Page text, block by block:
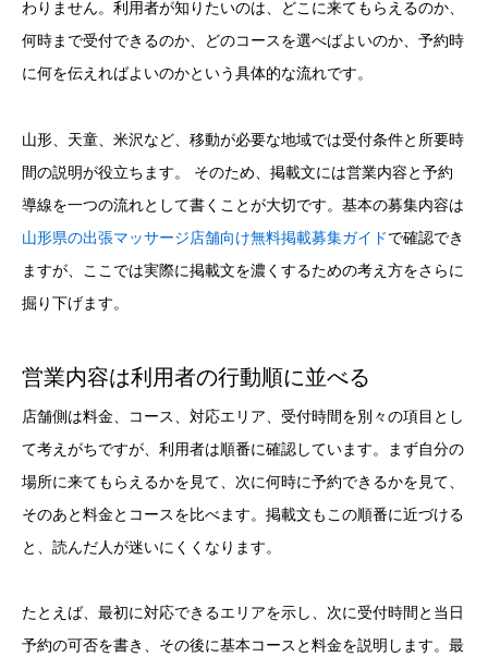
わりません。利用者が知りたいのは、どこに来てもらえるのか、
何時まで受付できるのか、どのコースを選べばよいのか、予約時
に何を伝えればよいのかという具体的な流れです。
山形、天童、米沢など、移動が必要な地域では受付条件と所要時
間の説明が役立ちます。 そのため、掲載文には営業内容と予約
導線を一つの流れとして書くことが大切です。基本の募集内容は
山形県の出張マッサージ店舗向け無料掲載募集ガイド で確認でき
ますが、ここでは実際に掲載文を濃くするための考え方をさらに
掘り下げます。
営業内容は利用者の行動順に並べる
店舗側は料金、コース、対応エリア、受付時間を別々の項目とし
て考えがちですが、利用者は順番に確認しています。まず自分の
場所に来てもらえるかを見て、次に何時に予約できるかを見て、
そのあと料金とコースを比べます。掲載文もこの順番に近づける
と、読んだ人が迷いにくくなります。
たとえば、最初に対応できるエリアを示し、次に受付時間と当日
予約の可否を書き、その後に基本コースと料金を説明します。最